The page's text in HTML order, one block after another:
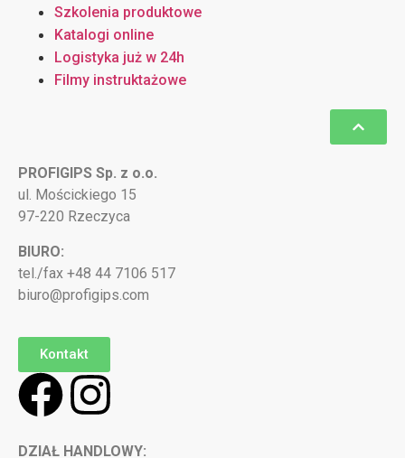
Szkolenia produktowe
Katalogi online
Logistyka już w 24h
Filmy instruktażowe
PROFIGIPS Sp. z o.o.
ul. Mościckiego 15
97-220 Rzeczyca
BIURO:
tel./fax +48 44 7106 517
biuro@profigips.com
Kontakt
DZIAŁ HANDLOWY: